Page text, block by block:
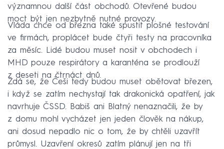
významnou další část obchodů. Otevřené budou
moct být jen nezbytně nutné provozy.
Vláda chce od března také spustit plošné testování
ve firmách, proplácet bude čtyři testy na pracovníka
za měsíc. Lidé budou muset nosit v obchodech i
MHD pouze respirátory a karanténa se prodlouží
z deseti na čtrnáct dnů.
Zdá se, že Češi tedy budou muset obětovat březen,
i když se zatím nechystají tak drakonická opatření, jak
navrhuje ČSSD. Babiš ani Blatný nenaznačili, že by
z domu mohl vycházet jen jeden člověk na nákup,
ani dosud nepadlo nic o tom, že by chtěli uzavřít
průmysl. Uzavření okresů zatím plánují jen na tři